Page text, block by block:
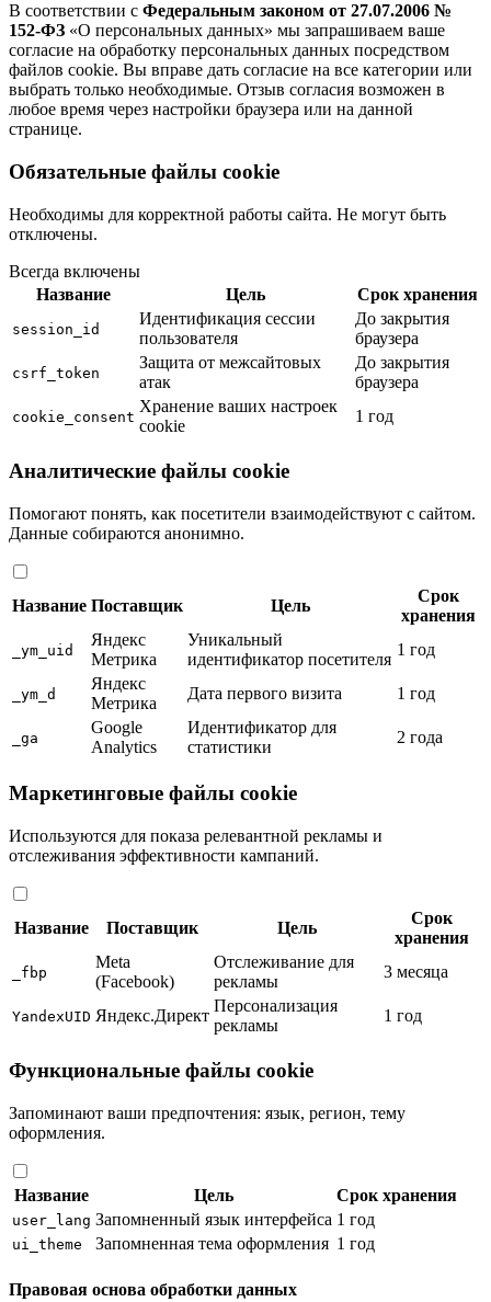
В соответствии с Федеральным законом от 27.07.2006 №
152-ФЗ «О персональных данных» мы запрашиваем ваше
согласие на обработку персональных данных посредством
файлов cookie. Вы вправе дать согласие на все категории или
выбрать только необходимые. Отзыв согласия возможен в
любое время через настройки браузера или на данной
странице.
Обязательные файлы cookie
Необходимы для корректной работы сайта. Не могут быть
отключены.
Всегда включены
Название
Цель Срок хранения
session_id
Идентификация сессии
пользователя
До закрытия
браузера
csrf_token
Защита от межсайтовых
атак
До закрытия
браузера
cookie_consent
Хранение ваших настроек
cookie
1 год
Аналитические файлы cookie
Помогают понять, как посетители взаимодействуют с сайтом.
Данные собираются анонимно.
Название Поставщик Цель
Срок
хранения
_ym_uid
Яндекс
Метрика
Уникальный
идентификатор посетителя
1 год
_ym_d
Яндекс
Метрика
Дата первого визита 1 год
_ga
Google
Analytics
Идентификатор для
статистики
2 года
Маркетинговые файлы cookie
Используются для показа релевантной рекламы и
отслеживания эффективности кампаний.
Название Поставщик Цель
Срок
хранения
_fbp
Meta
(Facebook)
Отслеживание для
рекламы
3 месяца
YandexUID Яндекс.Директ
Персонализация
рекламы
1 год
Функциональные файлы cookie
Запоминают ваши предпочтения: язык, регион, тему
оформления.
Название Цель Срок хранения
user_lang Запомненный язык интерфейса 1 год
ui_theme Запомненная тема оформления 1 год
Правовая основа обработки данных